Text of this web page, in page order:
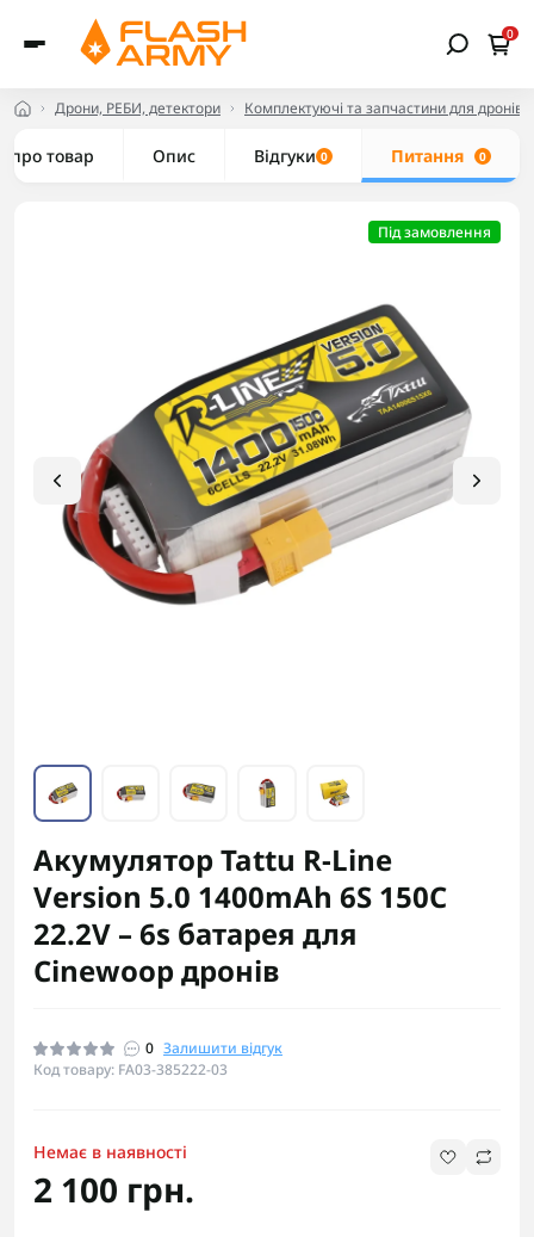
0
Дрони, РЕБИ, детектори Комплектуючі та запчастини для дронів
про товар Опис Відгуки 0 Питання 0
Під замовлення
Акумулятор Tattu R-Line
Version 5.0 1400mAh 6S 150C
22.2V – 6s батарея для
Cinewoop дронів
0 Залишити відгук
Код товару: FA03-385222-03
Немає в наявності
2 100 грн.